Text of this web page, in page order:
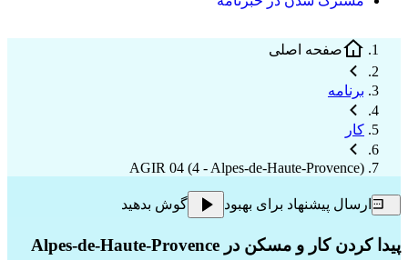
صفحه اصلی
برنامه
کار
AGIR 04 (4 - Alpes-de-Haute-Provence)
ارسال پیشنهاد برای بهبود گوش بدهید
پیدا کردن کار و مسکن در Alpes-de-Haute-Provence